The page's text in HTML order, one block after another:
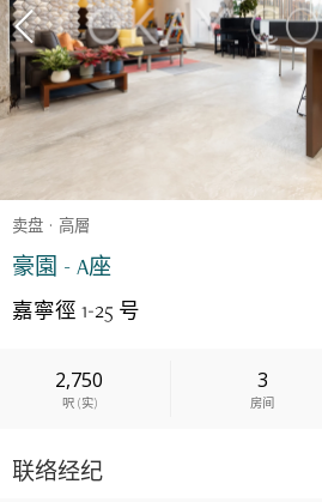
卖盘 高層
豪園 - A座
嘉寧徑 1-25 号
2,750
呎(实)
3
房间
联络经纪